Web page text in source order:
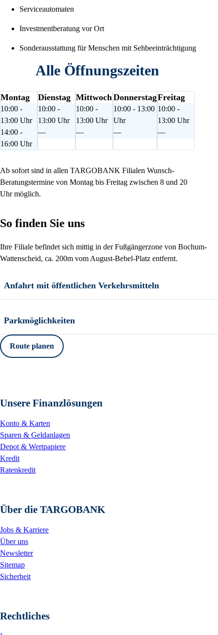
Serviceautomaten
Investmentberatung vor Ort
Sonderausstattung für Menschen mit Sehbeeinträchtigung
Alle Öffnungszeiten
Montag
10:00 -
13:00 Uhr
14:00 -
16:00 Uhr
Dienstag
10:00 -
13:00 Uhr
—
Mittwoch
10:00 -
13:00 Uhr
—
Donnerstag
10:00 - 13:00
Uhr
—
Freitag
10:00 -
13:00 Uhr
—
Ab sofort sind in allen TARGOBANK Filialen Wunsch-
Beratungstermine von Montag bis Freitag zwischen 8 und 20
Uhr möglich.
So finden Sie uns
Ihre Filiale befindet sich mittig in der Fußgängerzone von Bochum-
Wattenscheid, ca. 200m vom August-Bebel-Platz entfernt.
Anfahrt mit öffentlichen Verkehrsmitteln
Parkmöglichkeiten
Route planen
Unsere Finanzlösungen
Konto & Karten
Sparen & Geldanlagen
Depot & Wertpapiere
Kredit
Ratenkredit
Über die TARGOBANK
Jobs & Karriere
Über uns
Newsletter
Sitemap
Sicherheit
Rechtliches